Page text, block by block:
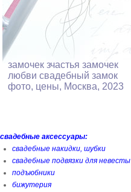
замочек зчастья замочек
любви свадебный замок
фото, цены, Москва, 2023
свадебные аксессуары:
свадебные накидки, шубки
свадебные подвязки для невесты
подъюбники
бижутерия